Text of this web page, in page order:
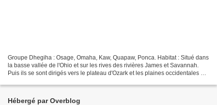
Groupe Dhegiha : Osage, Omaha, Kaw, Quapaw, Ponca. Habitat : Situé dans
la basse vallée de l'Ohio et sur les rives des rivières James et Savannah.
Puis ils se sont dirigés vers le plateau d'Ozark et les plaines occidentales du
Hébergé par Overblog